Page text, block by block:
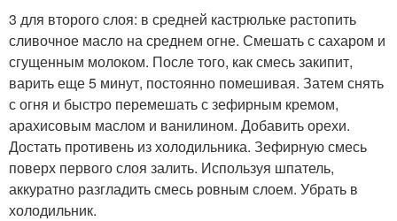
3 для второго слоя: в средней кастрюльке растопить
сливочное масло на среднем огне. Смешать с сахаром и
сгущенным молоком. После того, как смесь закипит,
варить еще 5 минут, постоянно помешивая. Затем снять
с огня и быстро перемешать с зефирным кремом,
арахисовым маслом и ванилином. Добавить орехи.
Достать противень из холодильника. Зефирную смесь
поверх первого слоя залить. Используя шпатель,
аккуратно разгладить смесь ровным слоем. Убрать в
холодильник.